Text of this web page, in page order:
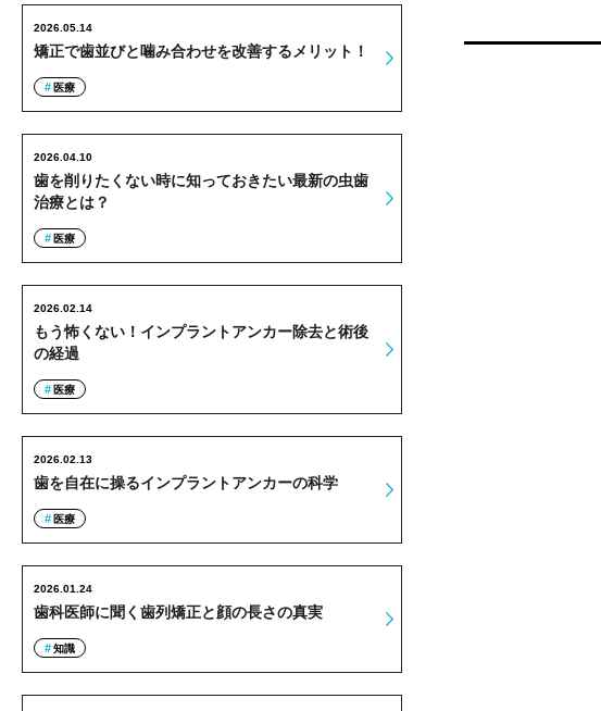
矯正で歯並びと噛み合わせを改善するメリット！
2026.05.14
医療
歯を削りたくない時に知っておきたい最新の虫歯
治療とは？
2026.04.10
医療
もう怖くない！インプラントアンカー除去と術後
の経過
2026.02.14
医療
歯を自在に操るインプラントアンカーの科学
2026.02.13
医療
歯科医師に聞く歯列矯正と顔の長さの真実
2026.01.24
知識